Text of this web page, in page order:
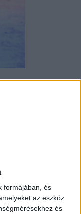
formájában, és
az eszköz
és
a